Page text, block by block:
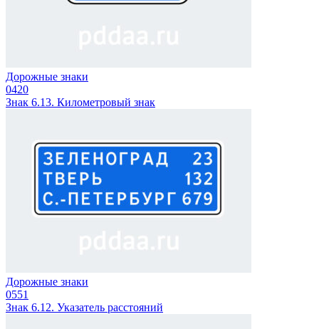
Дорожные знаки
0420
Знак 6.13. Километровый знак
Дорожные знаки
0551
Знак 6.12. Указатель расстояний